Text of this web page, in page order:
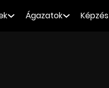
Ágazatok Képzés